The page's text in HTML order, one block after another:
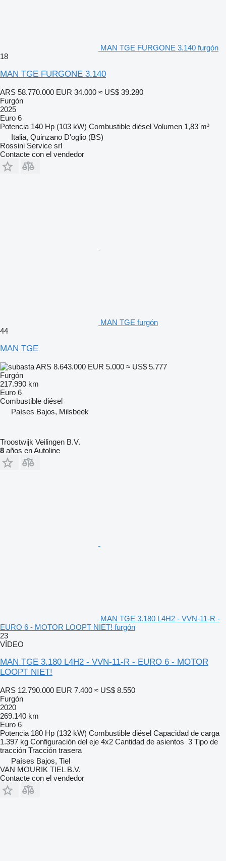
MAN TGE FURGONE 3.140 furgón
18
MAN TGE FURGONE 3.140
ARS 58.770.000 EUR 34.000 ≈ US$ 39.280
Furgón
2025
Euro 6
Potencia 140 Hp (103 kW) Combustible diésel Volumen 1,83 m³
Italia, Quinzano D'oglio (BS)
Rossini Service srl
Contacte con el vendedor
MAN TGE furgón
44
MAN TGE
ARS 8.643.000 EUR 5.000 ≈ US$ 5.777
Furgón
217.990 km
Euro 6
Combustible diésel
Países Bajos, Milsbeek
Troostwijk Veilingen B.V.
8 años en Autoline
MAN TGE 3.180 L4H2 - VVN-11-R -
EURO 6 - MOTOR LOOPT NIET! furgón
23
VÍDEO
MAN TGE 3.180 L4H2 - VVN-11-R - EURO 6 - MOTOR
LOOPT NIET!
ARS 12.790.000 EUR 7.400 ≈ US$ 8.550
Furgón
2020
269.140 km
Euro 6
Potencia 180 Hp (132 kW) Combustible diésel Capacidad de carga
1.397 kg Configuración del eje 4x2 Cantidad de asientos 3 Tipo de
tracción Tracción trasera
Países Bajos, Tiel
VAN MOURIK TIEL B.V.
Contacte con el vendedor